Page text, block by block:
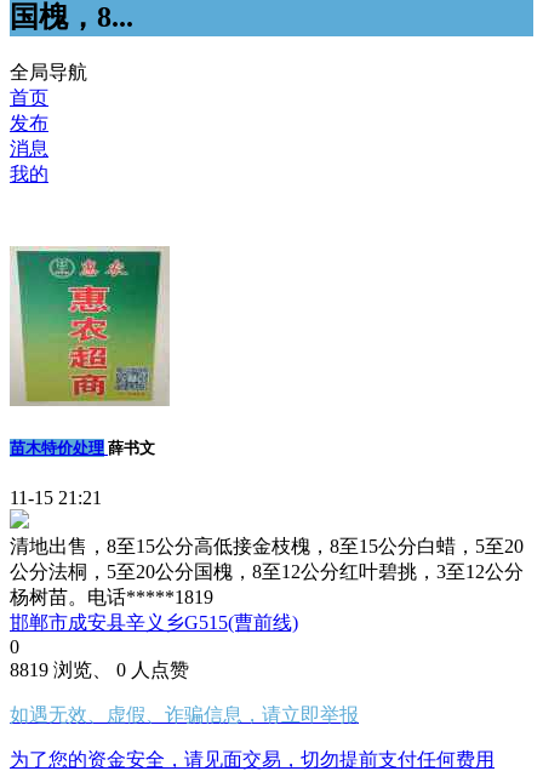
国槐，8...
全局导航
首页
发布
消息
我的
苗木特价处理 薛书文
11-15 21:21
清地出售，8至15公分高低接金枝槐，8至15公分白蜡，5至20
公分法桐，5至20公分国槐，8至12公分红叶碧挑，3至12公分
杨树苗。电话*****1819
邯郸市成安县辛义乡G515(曹前线)
0
8819 浏览、 0 人点赞
如遇无效、虚假、诈骗信息，请立即举报
为了您的资金安全，请见面交易，切勿提前支付任何费用